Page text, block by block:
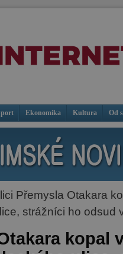
Ekonomika Kultura Od
Přemysla Otakara
strážníci ho odsud
kopal